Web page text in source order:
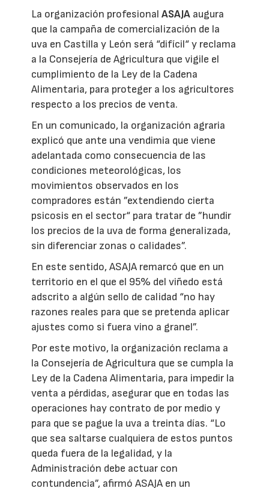
La organización profesionalASAJA augura
que la campaña de comercialización de la
uva en Castilla y León será “difícil“ y reclama
a la Consejería de Agricultura que vigile el
cumplimiento de la Ley de la Cadena
Alimentaria, para proteger a los agricultores
respecto a los precios de venta.
En un comunicado, la organización agraria
explicó que ante una vendimia que viene
adelantada como consecuencia de las
condiciones meteorológicas, los
movimientos observados en los
compradores están ”extendiendo cierta
psicosis en el sector“ para tratar de ”hundir
los precios de la uva de forma generalizada,
sin diferenciar zonas o calidades”.
En este sentido, ASAJA remarcó que en un
territorio en el que el 95% del viñedo está
adscrito a algún sello de calidad “no hay
razones reales para que se pretenda aplicar
ajustes como si fuera vino a granel”.
Por este motivo, la organización reclama a
la Consejería de Agricultura que se cumpla la
Ley de la Cadena Alimentaria, para impedir la
venta a pérdidas, asegurar que en todas las
operaciones hay contrato de por medio y
para que se pague la uva a treinta días. “Lo
que sea saltarse cualquiera de estos puntos
queda fuera de la legalidad, y la
Administración debe actuar con
contundencia”, afirmó ASAJA en un